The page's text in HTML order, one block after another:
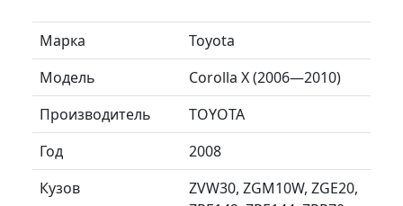
Марка
Toyota
Модель
Corolla X (2006—2010)
Производитель
TOYOTA
Год
2008
Кузов
ZVW30, ZGM10W, ZGE20,